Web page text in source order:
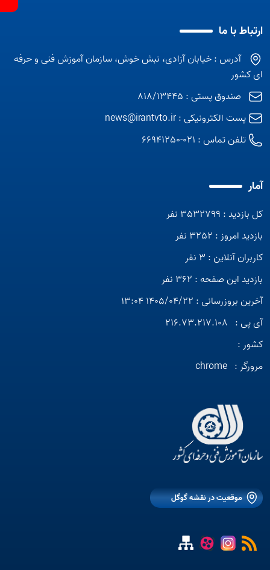
ارتباط با ما
آدرس : خیابان آزادی، نبش خوش، سازمان آموزش فنی و حرفه
ای کشور
صندوق پستی : 818/13445
پست الکترونیکی :news@irantvto.ir
تلفن تماس : 021-66941250
آمار
کل بازدید : 3532799 نفر
بازدید امروز : 3252 نفر
کاربران آنلاین : 3 نفر
بازدید این صفحه : 362 نفر
آخرین بروزرسانی : 1405/04/22 13:04
آی پی : 216.73.217.108
کشور :
مرورگر : chrome
موقعیت در نقشه گوگل